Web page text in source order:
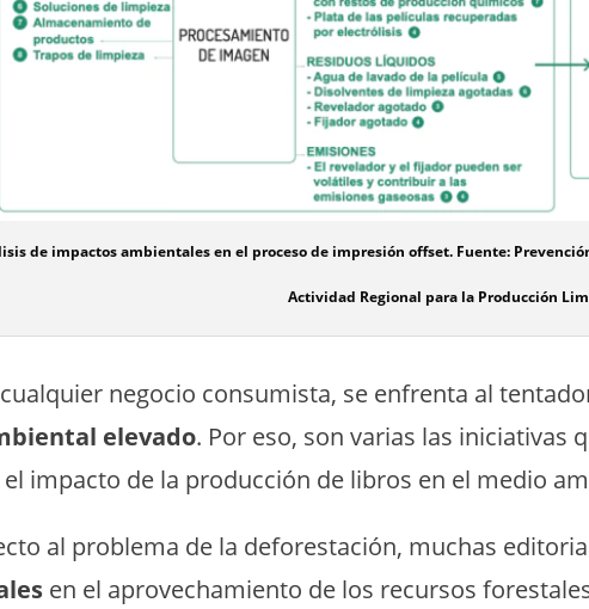
de impactos ambientales en el proceso de impresión offset. Fuente:
Actividad Regional para la Producción
negocio consumista, se enfrenta al
elevado. Por eso, son varias las iniciativas
impacto de la producción de libros en el medio
al problema de la deforestación, muchas
en el aprovechamiento de los recursos